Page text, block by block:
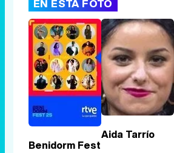
EN ESTA FOTO
Benidorm Fest
Aida Tarrío